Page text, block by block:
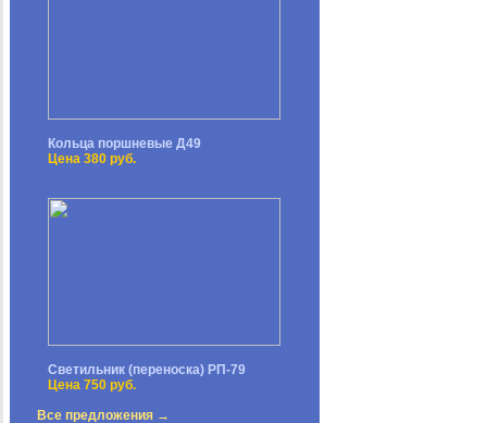
Кольца поршневые Д49
Цена 380 руб.
Светильник (переноска) РП-79
Цена 750 руб.
Все предложения →